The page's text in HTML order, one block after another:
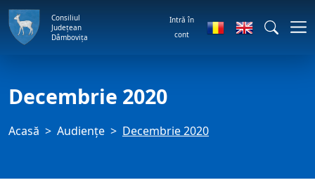
Consiliul
Județean
Dâmbovița
Intră în
cont
Decembrie 2020
Acasă Audienţe Decembrie 2020